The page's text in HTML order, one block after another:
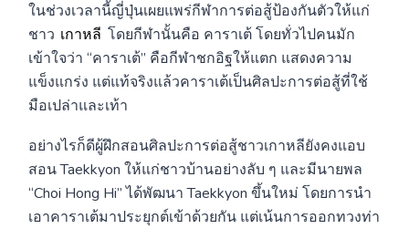
ในช่วงเวลานี้ญี่ปุ่นเผยแพร่กีฬาการต่อสู้ป้องกันตัวให้แก่
ชาว เกาหลี โดยกีฬานั้นคือ คาราเต้ โดยทั่วไปคนมัก
เข้าใจว่า “คาราเต้” คือกีฬาชกอิฐให้แตก แสดงความ
แข็งแกร่ง แต่แท้จริงแล้วคาราเต้เป็นศิลปะการต่อสู้ที่ใช้
มือเปล่าและเท้า
อย่างไรก็ดีผู้ฝึกสอนศิลปะการต่อสู้ชาวเกาหลียังคงแอบ
สอน Taekkyon ให้แก่ชาวบ้านอย่างลับ ๆ และมีนายพล
“Choi Hong Hi” ได้พัฒนา Taekkyon ขึ้นใหม่ โดยการนำ
เอาคาราเต้มาประยุกต์เข้าด้วยกัน แต่เน้นการออกทวงท่า